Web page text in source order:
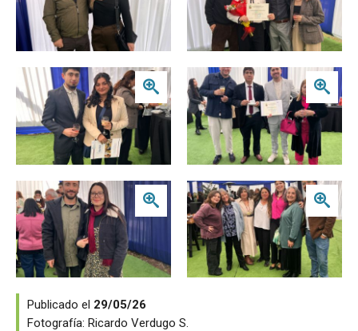
Zoom Zoom
Zoom Zoom
Publicado el 29/05/26
Fotografía: Ricardo Verdugo S.